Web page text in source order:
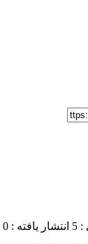
5 انتشار یافته : 0